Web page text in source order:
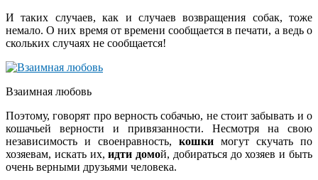
И таких случаев, как и случаев возвращения собак, тоже
немало. О них время от времени сообщается в печати, а ведь о
скольких случаях не сообщается!
Взаимная любовь
Поэтому, говорят про верность собачью, не стоит забывать и о
кошачьей верности и привязанности. Несмотря на свою
независимость и своенравность, кошки могут скучать по
хозяевам, искать их,идти домой, добираться до хозяев и быть
очень верными друзьями человека.